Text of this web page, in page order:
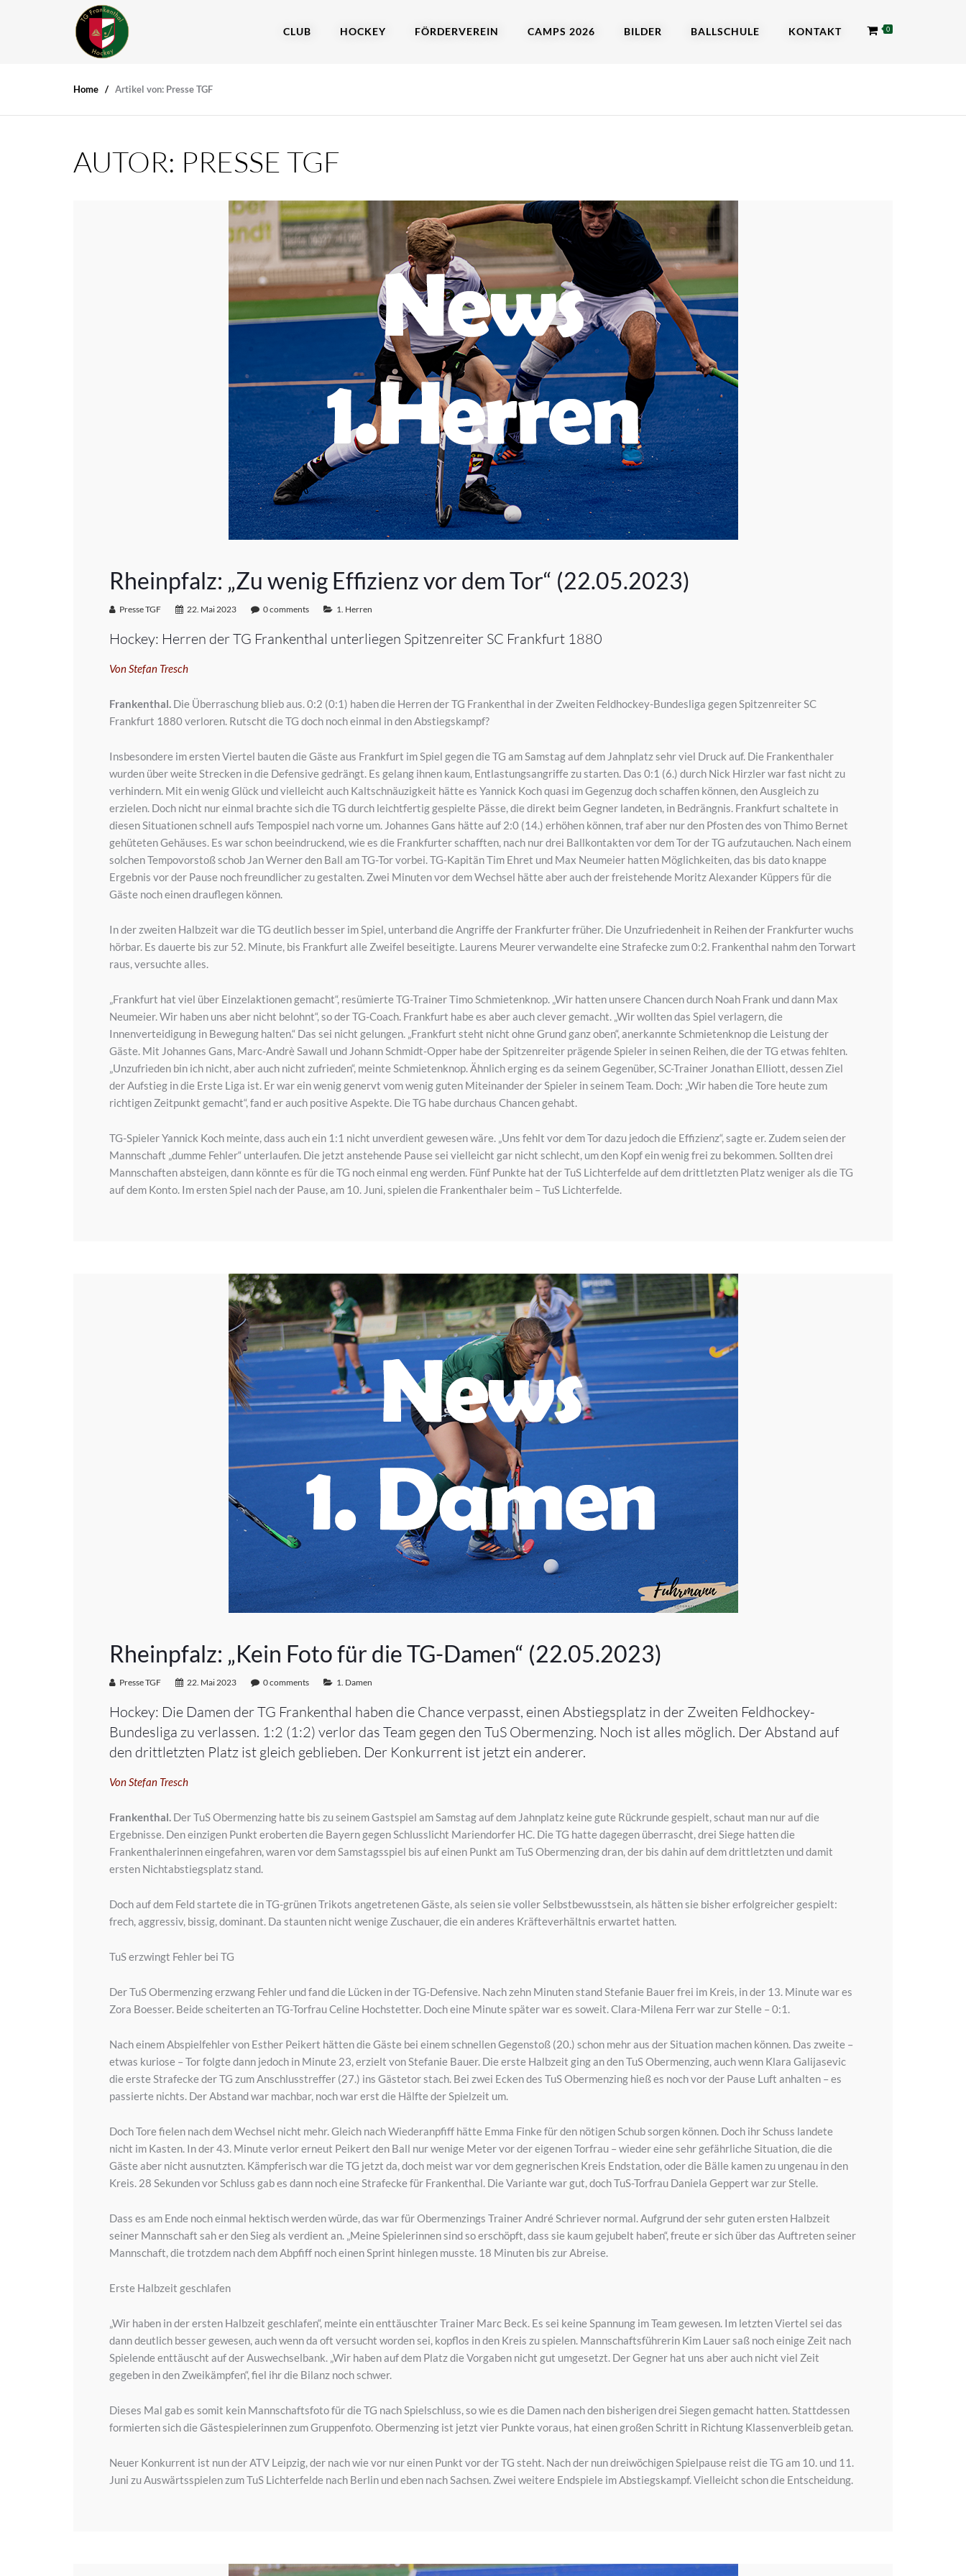
0
CLUB HOCKEY FÖRDERVEREIN CAMPS 2026 BILDER BALLSCHULE KONTAKT
Home Artikel von: Presse TGF
AUTOR: PRESSE TGF
Rheinpfalz: „Zu wenig Effizienz vor dem Tor“ (22.05.2023)
Presse TGF 22. Mai 2023 0 comments 1. Herren
Hockey: Herren der TG Frankenthal unterliegen Spitzenreiter SC Frankfurt 1880
Von Stefan Tresch
Frankenthal. Die Überraschung blieb aus. 0:2 (0:1) haben die Herren der TG Frankenthal in der Zweiten Feldhockey-Bundesliga gegen Spitzenreiter SC
Frankfurt 1880 verloren. Rutscht die TG doch noch einmal in den Abstiegskampf?
Insbesondere im ersten Viertel bauten die Gäste aus Frankfurt im Spiel gegen die TG am Samstag auf dem Jahnplatz sehr viel Druck auf. Die Frankenthaler
wurden über weite Strecken in die Defensive gedrängt. Es gelang ihnen kaum, Entlastungsangriffe zu starten. Das 0:1 (6.) durch Nick Hirzler war fast nicht zu
verhindern. Mit ein wenig Glück und vielleicht auch Kaltschnäuzigkeit hätte es Yannick Koch quasi im Gegenzug doch schaffen können, den Ausgleich zu
erzielen. Doch nicht nur einmal brachte sich die TG durch leichtfertig gespielte Pässe, die direkt beim Gegner landeten, in Bedrängnis. Frankfurt schaltete in
diesen Situationen schnell aufs Tempospiel nach vorne um. Johannes Gans hätte auf 2:0 (14.) erhöhen können, traf aber nur den Pfosten des von Thimo Bernet
gehüteten Gehäuses. Es war schon beeindruckend, wie es die Frankfurter schafften, nach nur drei Ballkontakten vor dem Tor der TG aufzutauchen. Nach einem
solchen Tempovorstoß schob Jan Werner den Ball am TG-Tor vorbei. TG-Kapitän Tim Ehret und Max Neumeier hatten Möglichkeiten, das bis dato knappe
Ergebnis vor der Pause noch freundlicher zu gestalten. Zwei Minuten vor dem Wechsel hätte aber auch der freistehende Moritz Alexander Küppers für die
Gäste noch einen drauflegen können.
In der zweiten Halbzeit war die TG deutlich besser im Spiel, unterband die Angriffe der Frankfurter früher. Die Unzufriedenheit in Reihen der Frankfurter wuchs
hörbar. Es dauerte bis zur 52. Minute, bis Frankfurt alle Zweifel beseitigte. Laurens Meurer verwandelte eine Strafecke zum 0:2. Frankenthal nahm den Torwart
raus, versuchte alles.
„Frankfurt hat viel über Einzelaktionen gemacht“, resümierte TG-Trainer Timo Schmietenknop. „Wir hatten unsere Chancen durch Noah Frank und dann Max
Neumeier. Wir haben uns aber nicht belohnt“, so der TG-Coach. Frankfurt habe es aber auch clever gemacht. „Wir wollten das Spiel verlagern, die
Innenverteidigung in Bewegung halten.“ Das sei nicht gelungen. „Frankfurt steht nicht ohne Grund ganz oben“, anerkannte Schmietenknop die Leistung der
Gäste. Mit Johannes Gans, Marc-Andrè Sawall und Johann Schmidt-Opper habe der Spitzenreiter prägende Spieler in seinen Reihen, die der TG etwas fehlten.
„Unzufrieden bin ich nicht, aber auch nicht zufrieden“, meinte Schmietenknop. Ähnlich erging es da seinem Gegenüber, SC-Trainer Jonathan Elliott, dessen Ziel
der Aufstieg in die Erste Liga ist. Er war ein wenig genervt vom wenig guten Miteinander der Spieler in seinem Team. Doch: „Wir haben die Tore heute zum
richtigen Zeitpunkt gemacht“, fand er auch positive Aspekte. Die TG habe durchaus Chancen gehabt.
TG-Spieler Yannick Koch meinte, dass auch ein 1:1 nicht unverdient gewesen wäre. „Uns fehlt vor dem Tor dazu jedoch die Effizienz“, sagte er. Zudem seien der
Mannschaft „dumme Fehler“ unterlaufen. Die jetzt anstehende Pause sei vielleicht gar nicht schlecht, um den Kopf ein wenig frei zu bekommen. Sollten drei
Mannschaften absteigen, dann könnte es für die TG noch einmal eng werden. Fünf Punkte hat der TuS Lichterfelde auf dem drittletzten Platz weniger als die TG
auf dem Konto. Im ersten Spiel nach der Pause, am 10. Juni, spielen die Frankenthaler beim – TuS Lichterfelde.
Rheinpfalz: „Kein Foto für die TG-Damen“ (22.05.2023)
Presse TGF 22. Mai 2023 0 comments 1. Damen
Hockey: Die Damen der TG Frankenthal haben die Chance verpasst, einen Abstiegsplatz in der Zweiten Feldhockey-
Bundesliga zu verlassen. 1:2 (1:2) verlor das Team gegen den TuS Obermenzing. Noch ist alles möglich. Der Abstand auf
den drittletzten Platz ist gleich geblieben. Der Konkurrent ist jetzt ein anderer.
Von Stefan Tresch
Frankenthal. Der TuS Obermenzing hatte bis zu seinem Gastspiel am Samstag auf dem Jahnplatz keine gute Rückrunde gespielt, schaut man nur auf die
Ergebnisse. Den einzigen Punkt eroberten die Bayern gegen Schlusslicht Mariendorfer HC. Die TG hatte dagegen überrascht, drei Siege hatten die
Frankenthalerinnen eingefahren, waren vor dem Samstagsspiel bis auf einen Punkt am TuS Obermenzing dran, der bis dahin auf dem drittletzten und damit
ersten Nichtabstiegsplatz stand.
Doch auf dem Feld startete die in TG-grünen Trikots angetretenen Gäste, als seien sie voller Selbstbewusstsein, als hätten sie bisher erfolgreicher gespielt:
frech, aggressiv, bissig, dominant. Da staunten nicht wenige Zuschauer, die ein anderes Kräfteverhältnis erwartet hatten.
TuS erzwingt Fehler bei TG
Der TuS Obermenzing erzwang Fehler und fand die Lücken in der TG-Defensive. Nach zehn Minuten stand Stefanie Bauer frei im Kreis, in der 13. Minute war es
Zora Boesser. Beide scheiterten an TG-Torfrau Celine Hochstetter. Doch eine Minute später war es soweit. Clara-Milena Ferr war zur Stelle – 0:1.
Nach einem Abspielfehler von Esther Peikert hätten die Gäste bei einem schnellen Gegenstoß (20.) schon mehr aus der Situation machen können. Das zweite –
etwas kuriose – Tor folgte dann jedoch in Minute 23, erzielt von Stefanie Bauer. Die erste Halbzeit ging an den TuS Obermenzing, auch wenn Klara Galijasevic
die erste Strafecke der TG zum Anschlusstreffer (27.) ins Gästetor stach. Bei zwei Ecken des TuS Obermenzing hieß es noch vor der Pause Luft anhalten – es
passierte nichts. Der Abstand war machbar, noch war erst die Hälfte der Spielzeit um.
Doch Tore fielen nach dem Wechsel nicht mehr. Gleich nach Wiederanpfiff hätte Emma Finke für den nötigen Schub sorgen können. Doch ihr Schuss landete
nicht im Kasten. In der 43. Minute verlor erneut Peikert den Ball nur wenige Meter vor der eigenen Torfrau – wieder eine sehr gefährliche Situation, die die
Gäste aber nicht ausnutzten. Kämpferisch war die TG jetzt da, doch meist war vor dem gegnerischen Kreis Endstation, oder die Bälle kamen zu ungenau in den
Kreis. 28 Sekunden vor Schluss gab es dann noch eine Strafecke für Frankenthal. Die Variante war gut, doch TuS-Torfrau Daniela Geppert war zur Stelle.
Dass es am Ende noch einmal hektisch werden würde, das war für Obermenzings Trainer André Schriever normal. Aufgrund der sehr guten ersten Halbzeit
seiner Mannschaft sah er den Sieg als verdient an. „Meine Spielerinnen sind so erschöpft, dass sie kaum gejubelt haben“, freute er sich über das Auftreten seiner
Mannschaft, die trotzdem nach dem Abpfiff noch einen Sprint hinlegen musste. 18 Minuten bis zur Abreise.
Erste Halbzeit geschlafen
„Wir haben in der ersten Halbzeit geschlafen“, meinte ein enttäuschter Trainer Marc Beck. Es sei keine Spannung im Team gewesen. Im letzten Viertel sei das
dann deutlich besser gewesen, auch wenn da oft versucht worden sei, kopflos in den Kreis zu spielen. Mannschaftsführerin Kim Lauer saß noch einige Zeit nach
Spielende enttäuscht auf der Auswechselbank. „Wir haben auf dem Platz die Vorgaben nicht gut umgesetzt. Der Gegner hat uns aber auch nicht viel Zeit
gegeben in den Zweikämpfen“, fiel ihr die Bilanz noch schwer.
Dieses Mal gab es somit kein Mannschaftsfoto für die TG nach Spielschluss, so wie es die Damen nach den bisherigen drei Siegen gemacht hatten. Stattdessen
formierten sich die Gästespielerinnen zum Gruppenfoto. Obermenzing ist jetzt vier Punkte voraus, hat einen großen Schritt in Richtung Klassenverbleib getan.
Neuer Konkurrent ist nun der ATV Leipzig, der nach wie vor nur einen Punkt vor der TG steht. Nach der nun dreiwöchigen Spielpause reist die TG am 10. und 11.
Juni zu Auswärtsspielen zum TuS Lichterfelde nach Berlin und eben nach Sachsen. Zwei weitere Endspiele im Abstiegskampf. Vielleicht schon die Entscheidung.